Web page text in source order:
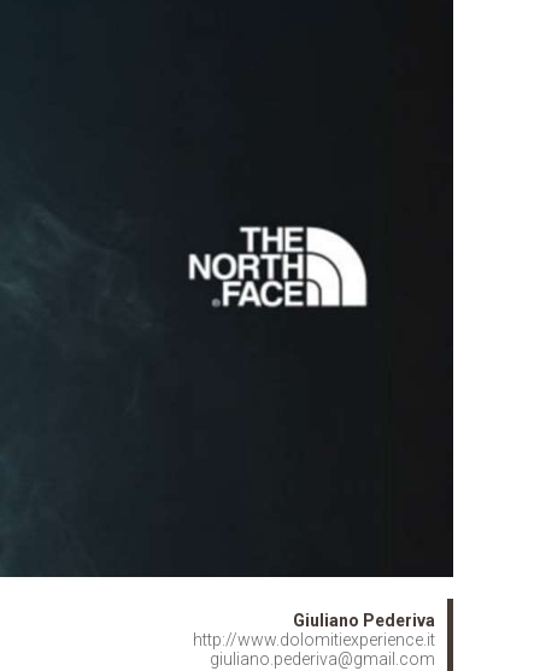
Giuliano Pederiva
http://www.dolomitiexperience.it
giuliano.pederiva@gmail.com